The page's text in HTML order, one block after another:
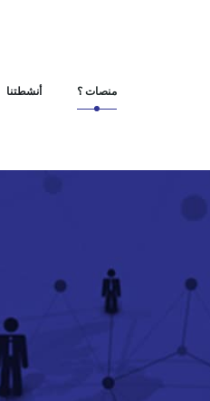
منصات ؟ أنشطتنا